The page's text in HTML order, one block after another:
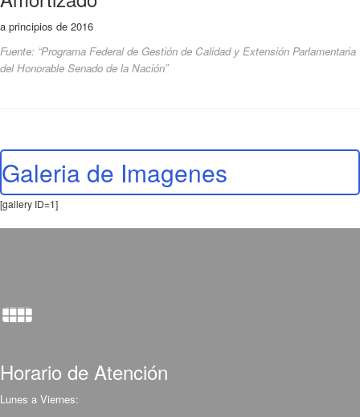
a principios de 2016
Fuente: “Programa Federal de Gestión de Calidad y Extensión Parlamentaria
del Honorable Senado de la Nación”
Galeria de Imagenes
[gallery ID=1]
Horario de Atención
Lunes a Viernes: